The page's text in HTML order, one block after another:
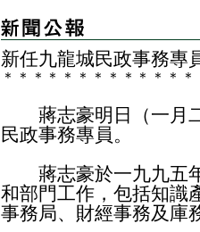
新任九龍城民政事務專
＊ ＊ ＊ ＊ ＊ ＊ ＊ ＊ ＊ ＊ ＊ ＊ ＊
蔣志豪明日（一月二
民政事務專員。
蔣志豪於一九九五年
和部門工作，包括知識
事務局、財經事務及庫